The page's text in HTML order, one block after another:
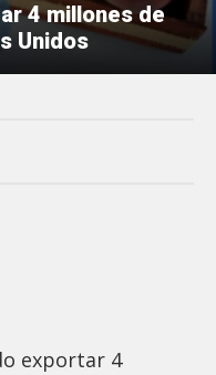
4 millones de
Unidos
exportar 4